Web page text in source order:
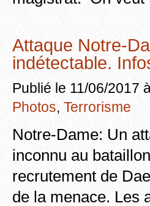
Attaque Notre-
indétectable.
Publié le 11/06/2017
Photos, Terrorisme
Notre-Dame: Un
inconnu au
recrutement de
de la menace. Les